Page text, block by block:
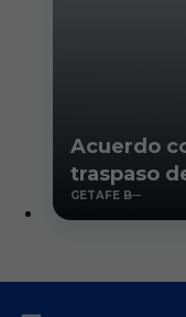
Acuerdo
traspaso
GETAFE B